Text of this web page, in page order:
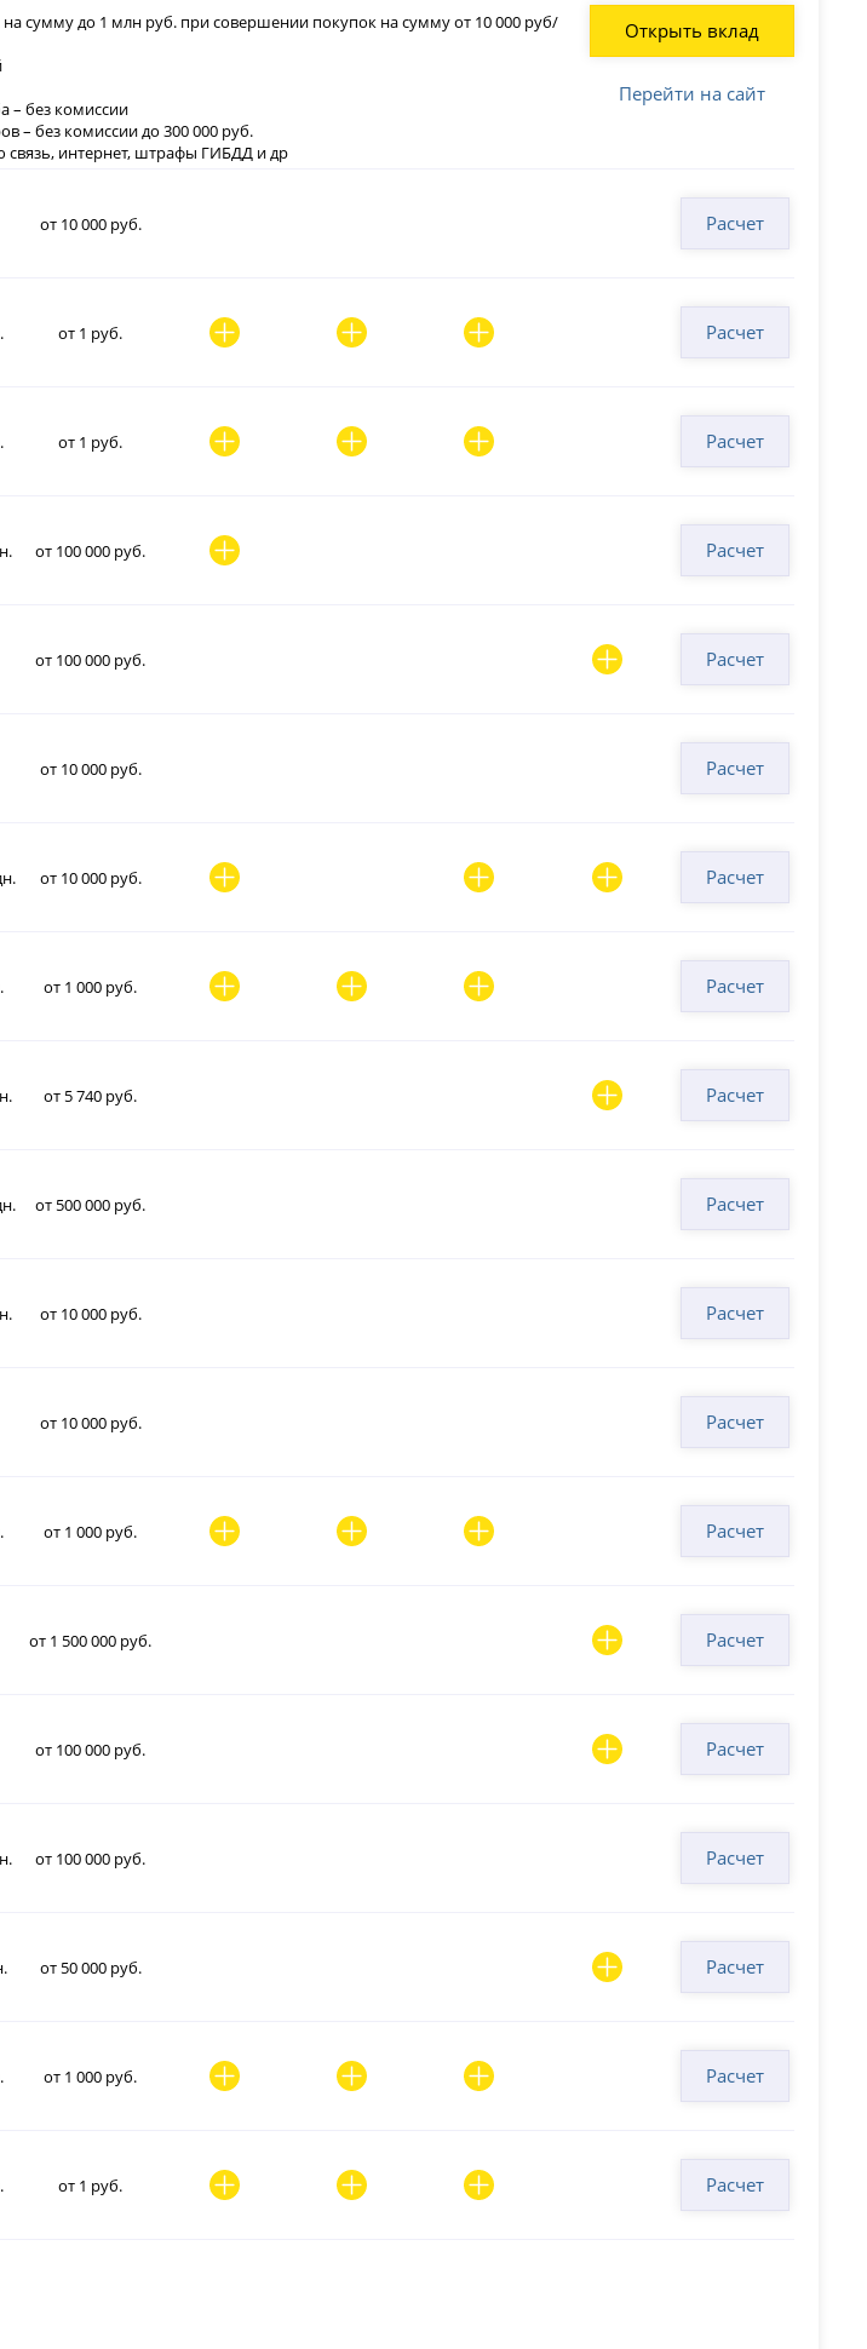
сумму до 1 млн руб. при совершении покупок на сумму от 10 000 руб/
– без комиссии
– без комиссии до 300 000 руб.
интернет, штрафы ГИБДД и др
Перейти на сайт
Открыть вклад
от 10 000 руб. Расчет
от 1 руб. Расчет
от 1 руб. Расчет
от 100 000 руб. Расчет
от 100 000 руб. Расчет
от 10 000 руб. Расчет
от 10 000 руб. Расчет
от 1 000 руб. Расчет
от 5 740 руб. Расчет
от 500 000 руб. Расчет
от 10 000 руб. Расчет
от 10 000 руб. Расчет
от 1 000 руб. Расчет
от 1 500 000 руб. Расчет
от 100 000 руб. Расчет
от 100 000 руб. Расчет
от 50 000 руб. Расчет
от 1 000 руб. Расчет
от 1 руб. Расчет